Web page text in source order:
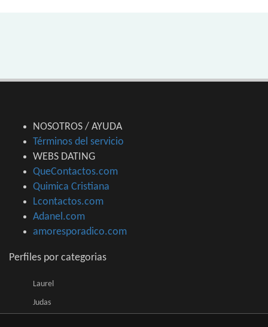
NOSOTROS / AYUDA
Términos del servicio
WEBS DATING
QueContactos.com
Quimica Cristiana
Lcontactos.com
Adanel.com
amoresporadico.com
Perfiles por categorias
Laurel
Judas